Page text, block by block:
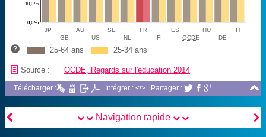
10,0 %
0,0 %
JP AU SE FR ES HU
IT
GB
US NL FI OCDE DE
25-64 ans 25-34 ans
📄 Source : OCDE, Regards sur l'éducation 2014

Télécharger : Intégrer : <\> Partager :   
 
Navigation rapide